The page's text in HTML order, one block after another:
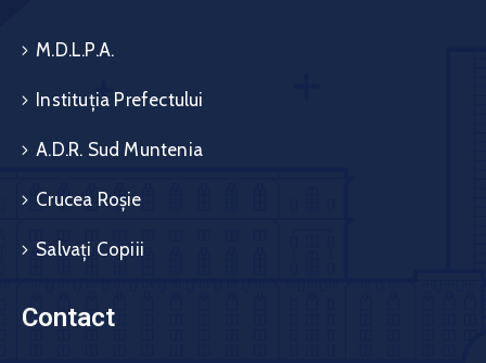
M.D.L.P.A.
Instituția Prefectului
A.D.R. Sud Muntenia
Crucea Roșie
Salvați Copiii
Contact